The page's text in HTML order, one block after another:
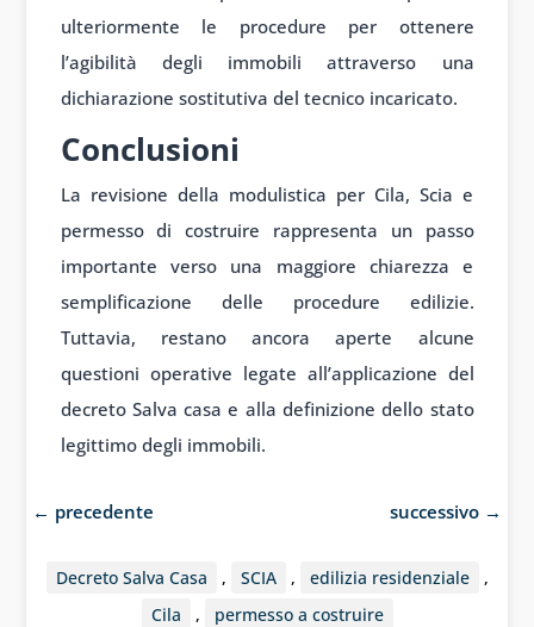
ulteriormente le procedure per ottenere
l’agibilità degli immobili attraverso una
dichiarazione sostitutiva del tecnico incaricato.
Conclusioni
La revisione della modulistica per Cila, Scia e
permesso di costruire rappresenta un passo
importante verso una maggiore chiarezza e
semplificazione delle procedure edilizie.
Tuttavia, restano ancora aperte alcune
questioni operative legate all’applicazione del
decreto Salva casa e alla definizione dello stato
legittimo degli immobili.
← precedente successivo →
Decreto Salva Casa , SCIA , edilizia residenziale
,
Cila
, permesso a costruire